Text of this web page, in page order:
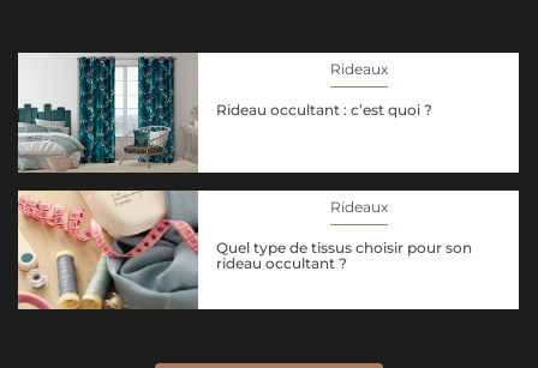
Rideaux
Rideau occultant : c’est quoi ?
Rideaux
Quel type de tissus choisir pour son
rideau occultant ?